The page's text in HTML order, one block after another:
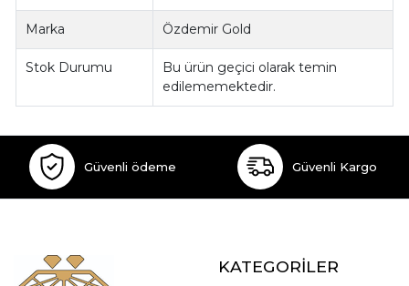
Marka Özdemir Gold
Stok Durumu
Bu ürün geçici olarak temin
edilememektedir.
Güvenli ödeme Güvenli Kargo
KATEGORİLER